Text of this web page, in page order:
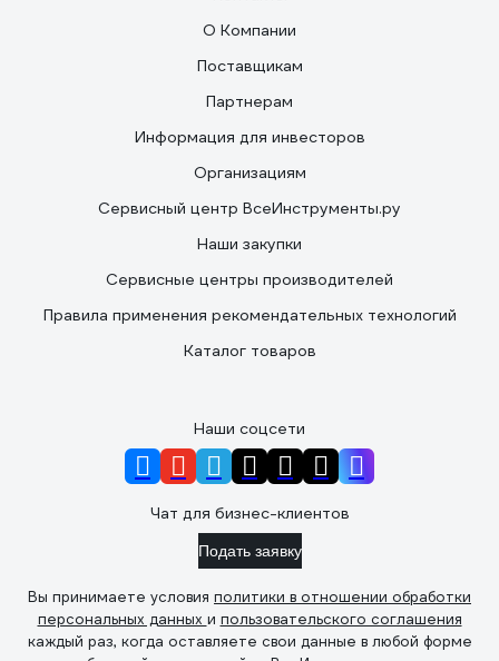
О Компании
Поставщикам
Партнерам
Информация для инвесторов
Организациям
Сервисный центр ВсеИнструменты.ру
Наши закупки
Сервисные центры производителей
Правила применения рекомендательных технологий
Каталог товаров
Наши соцсети
Чат для бизнес-клиентов
Подать заявку
Вы принимаете условия политики в отношении обработки
персональных данных и пользовательского соглашения
каждый раз, когда оставляете свои данные в любой форме